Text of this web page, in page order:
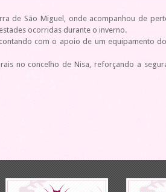
de São Miguel, onde acompanhou de
ocorridas durante o inverno.
com o apoio de um equipamento
no concelho de Nisa, reforçando a